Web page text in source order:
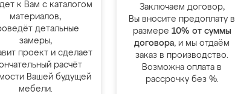
к Вам с каталогом
материалов,
детальные
замеры,
проект и сделает
расчёт
Вашей будущей
мебели.
Заключаем договор,
Вы вносите предоплату в
размере 10% от суммы
договора, и мы отдаём
заказ в производство.
Возможна оплата в
рассрочку без %.